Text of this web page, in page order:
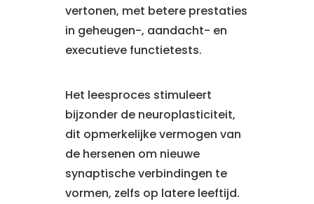
vertonen, met betere prestaties
in geheugen-, aandacht- en
executieve functietests.
Het leesproces stimuleert
bijzonder de neuroplasticiteit,
dit opmerkelijke vermogen van
de hersenen om nieuwe
synaptische verbindingen te
vormen, zelfs op latere leeftijd.